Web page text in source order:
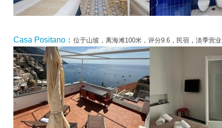
Casa Positano ： 位于山坡，离海滩100米，评分9.6，民宿，淡季营业